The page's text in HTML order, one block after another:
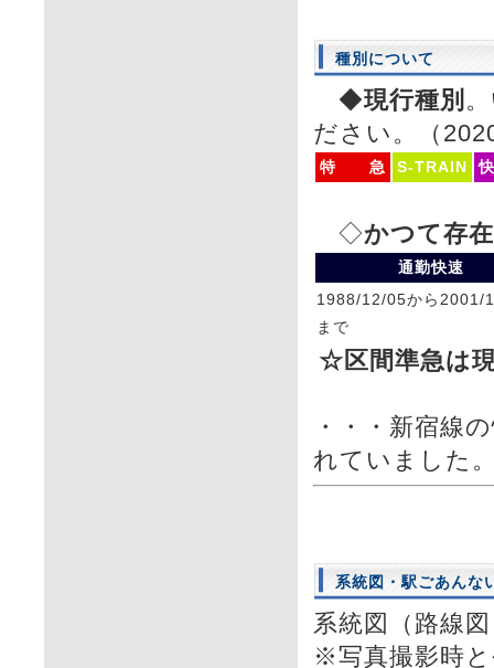
種別について
◆現行種別
ださい。（
特 急 S-TRAIN
◇かつて存
通勤快速
1988/12/05から2001/
まで
☆区間準急は
・・・新宿線
れていました
系統図・駅ごあんな
系統図（路線
※写真撮影時